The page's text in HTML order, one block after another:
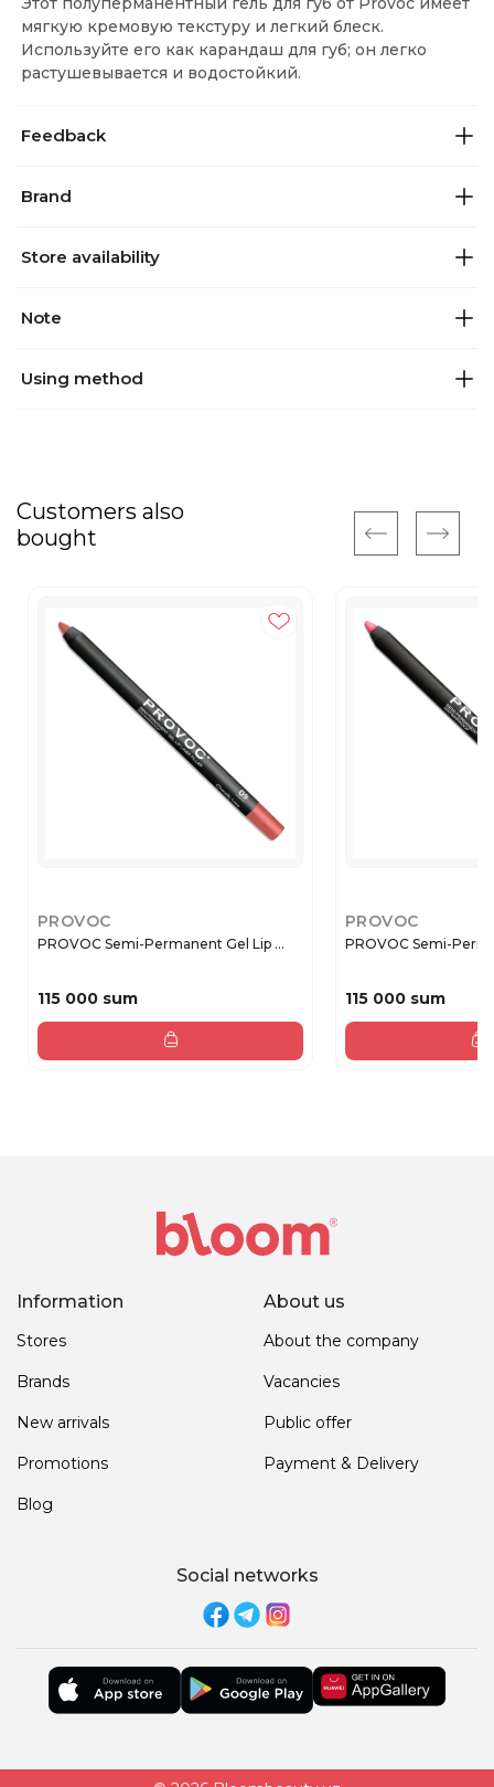
мягкую кремовую текстуру и легкий блеск.
Используйте его как карандаш для губ; он легко
растушевывается и водостойкий.
Feedback
Brand
Store availability
Note
Using method
Customers also
bought
PROVOC
PROVOC Semi-Permanent Gel Lip ...
115 000 sum
PROVOC
PROVOC Semi-
115 000 sum
Information
Stores
Brands
New arrivals
Promotions
Blog
About us
About the company
Vacancies
Public offer
Payment & Delivery
Social networks